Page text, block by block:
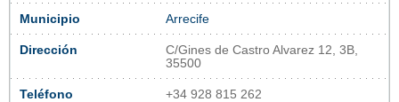
Municipio Arrecife
Dirección
C/Gines de Castro Alvarez 12, 3B,
35500
Teléfono +34 928 815 262